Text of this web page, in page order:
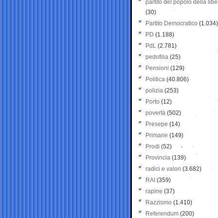
partito del popolo della
(30)
Partito Democratico (1.034)
PD (1.188)
PdL (2.781)
pedofilia (25)
Pensioni (129)
Politica (40.806)
polizia (253)
Porto (12)
povertà (502)
Presepe (14)
Primarie (149)
Prodi (52)
Provincia (139)
radici e valori (3.682)
RAI (359)
rapine (37)
Razzismo (1.410)
Referendum (200)